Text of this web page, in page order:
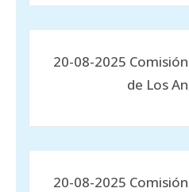
20-08-2025
de Los
20-08-2025